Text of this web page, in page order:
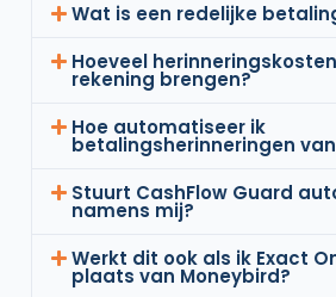
Wat is een redelijke
Hoeveel
rekening brengen?
Hoe automatiseer ik
betalingsherinneringen
Stuurt CashFlow Guard
namens mij?
Werkt dit ook als ik Exact
plaats van Moneybird?